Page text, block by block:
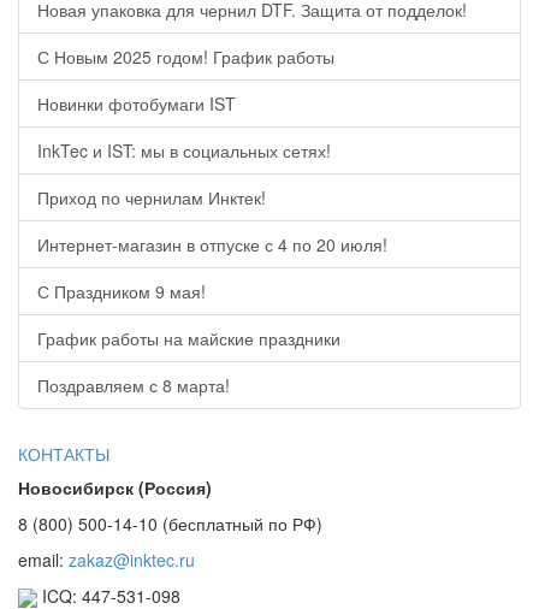
Новая упаковка для чернил DTF. Защита от подделок!
С Новым 2025 годом! График работы
Новинки фотобумаги IST
InkTec и IST: мы в социальных сетях!
Приход по чернилам Инктек!
Интернет-магазин в отпуске с 4 по 20 июля!
С Праздником 9 мая!
График работы на майские праздники
Поздравляем с 8 марта!
КОНТАКТЫ
Новосибирск (Россия)
8 (800) 500-14-10 (бесплатный по РФ)
email: zakaz@inktec.ru
ICQ: 447-531-098